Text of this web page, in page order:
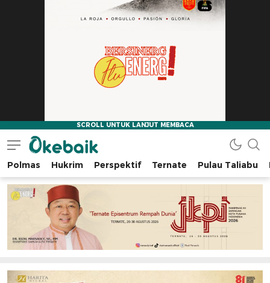
Okebaik.id
Baiknya Dibaca
Polmas Hukrim Perspektif Ternate Pulau Taliabu